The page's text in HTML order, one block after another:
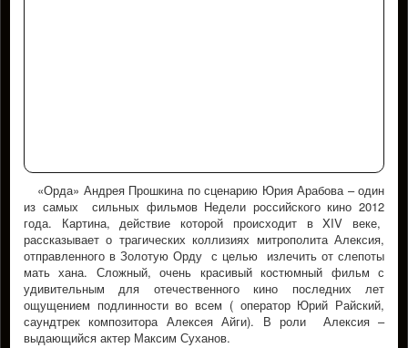
«Орда» Андрея Прошкина по сценарию Юрия Арабова – один
из самых сильных фильмов Недели российского кино 2012
года. Картина, действие которой происходит в XIV веке,
рассказывает о трагических коллизиях митрополита Алексия,
отправленного в Золотую Орду с целью излечить от слепоты
мать хана. Сложный, очень красивый костюмный фильм с
удивительным для отечественного кино последних лет
ощущением подлинности во всем ( оператор Юрий Райский,
саундтрек композитора Алексея Айги). В роли Алексия –
выдающийся актер Максим Суханов.